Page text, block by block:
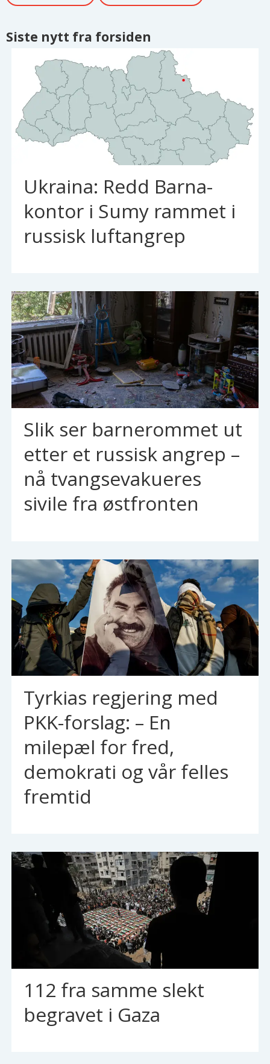
Siste nytt fra forsiden
Ukraina: Redd Barna-
kontor i Sumy rammet i
russisk luftangrep
Slik ser barnerommet ut
etter et russisk angrep –
nå tvangsevakueres
sivile fra østfronten
Tyrkias regjering med
PKK-forslag: – En
milepæl for fred,
demokrati og vår felles
fremtid
112 fra samme slekt
begravet i Gaza